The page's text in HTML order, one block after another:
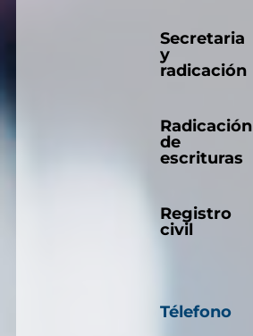
Secretaria
y
radicación
Radicación
de
escrituras
Registro
civil
Télefono